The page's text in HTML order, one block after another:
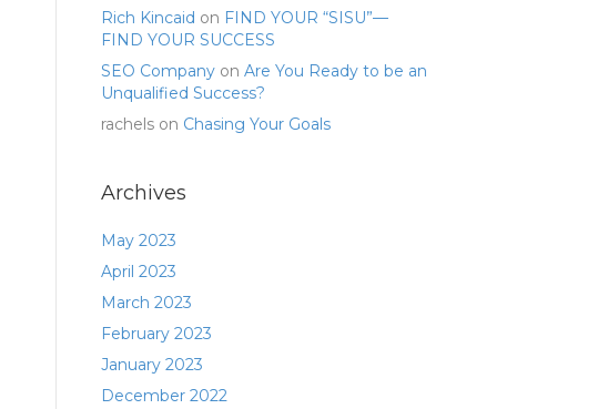
Rich Kincaid on FIND YOUR “SISU”—
FIND YOUR SUCCESS
SEO Company on Are You Ready to be an
Unqualified Success?
rachels on Chasing Your Goals
Archives
May 2023
April 2023
March 2023
February 2023
January 2023
December 2022